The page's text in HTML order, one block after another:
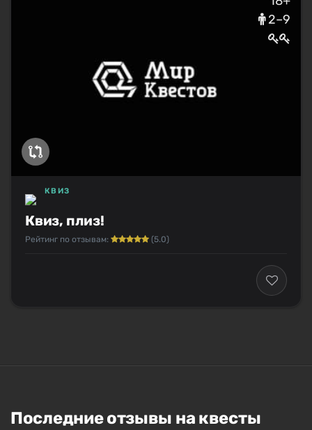
2–9
Квиз, плиз!
КВИЗ
Рейтинг по отзывам: (5.0)
Последние отзывы на квесты